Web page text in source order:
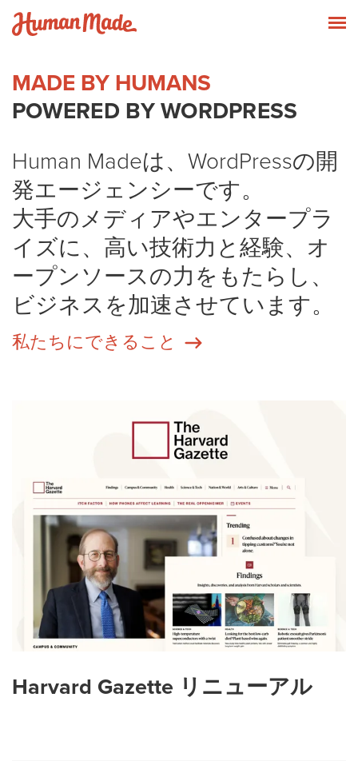
Skip to content
MADE BY HUMANS
POWERED BY WORDPRESS
Human Madeは、WordPressの開
発エージェンシーです。
大手のメディアやエンタープラ
イズに、高い技術力と経験、オ
ープンソースの力をもたらし、
ビジネスを加速させています。
私たちにできること
Harvard Gazette リニューアル